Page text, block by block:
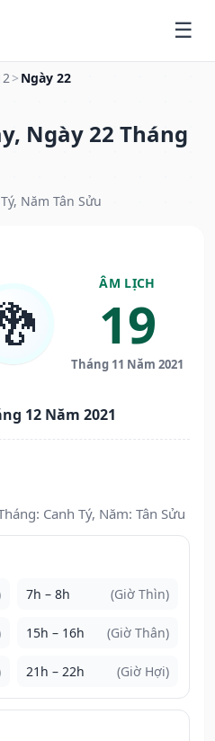
> Ngày 22
Ngày 22 Tháng
Năm Tân Sửu
ÂM LỊCH
19
Tháng 11 Năm 2021
12 Năm 2021
Canh Tý, Năm: Tân Sửu
7h – 8h (Giờ Thìn)
15h – 16h (Giờ Thân)
21h – 22h (Giờ Hợi)